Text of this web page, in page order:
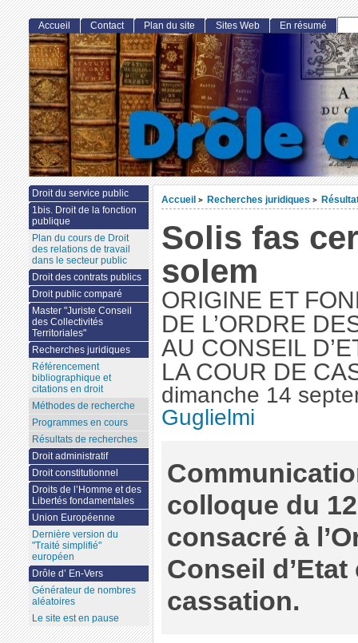
Accueil > Recherches juridiques >
Solis fas
solem
ORIGINE ET
DE L’ORDRE
AU CONSEIL
LA COUR DE
dimanche 14
Guglielmi
colloque du
consacré à
Conseil
cassation.
Accueil Contact Plan du site Sites Web En résumé
Droit du service public
1bis. Droit de la fonction
publique
Plan du cours de Droit
des relations de travail
dans le secteur public
Droit des contrats publics
Droit public comparé
Master "Juriste Conseil
des Collectivités
Territoriales"
Recherches juridiques
Référencement
bibliographique et
citations en droit
Méthodes de recherche
Programmes en cours
Résultats de recherches
Droit administratif
Droit constitutionnel
Droits de l’Homme et des
Libertés fondamentales
Union Européenne
Dernière version du
"Traité simplifié"
européen
Drôle d’ En-Vers
Générateur de nombres
aléatoires
Le site est en pause